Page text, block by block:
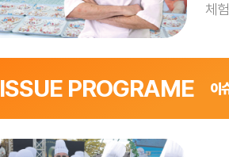
체
특설무대 앞
10월 9일(목), 11일(토)
ISSUE PROGRAME 이